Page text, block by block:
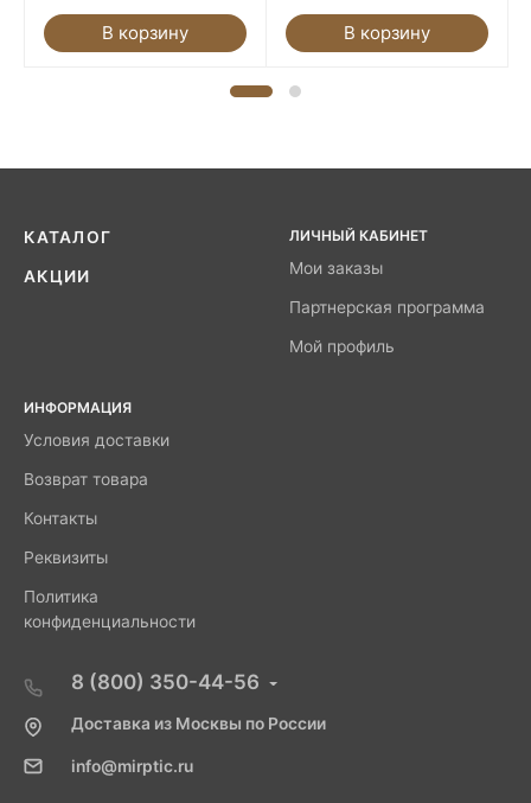
В корзину В корзину
КАТАЛОГ
АКЦИИ
ЛИЧНЫЙ КАБИНЕТ
Мои заказы
Партнерская программа
Мой профиль
ИНФОРМАЦИЯ
Условия доставки
Возврат товара
Контакты
Реквизиты
Политика
конфиденциальности
8 (800) 350-44-56
Доставка из Москвы по России
info@mirptic.ru